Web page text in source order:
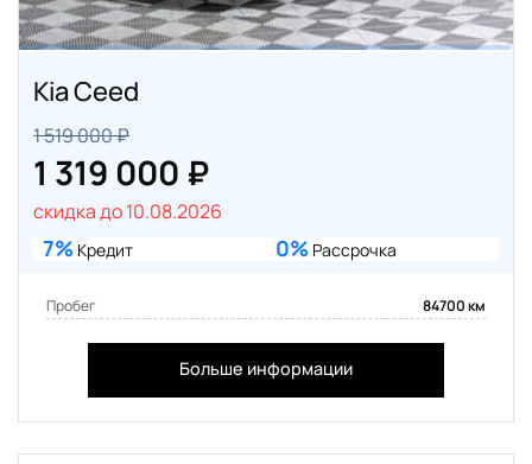
Kia Ceed
1 519 000 ₽
1 319 000 ₽
скидка до 10.08.2026
7% Кредит 0% Рассрочка
Пробег 84700 км
Больше информации